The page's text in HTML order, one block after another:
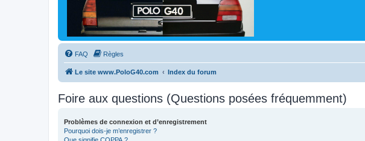
FAQ Règles
Le site www.PoloG40.com Index du forum
Foire aux questions (Questions posées fréquemment)
Problèmes de connexion et d’enregistrement
Pourquoi dois-je m’enregistrer ?